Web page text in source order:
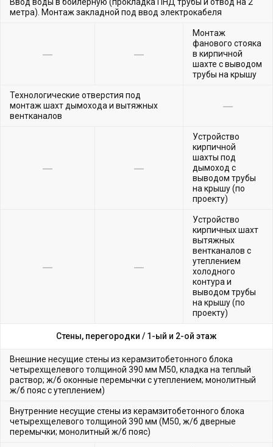
метра). Монтаж закладной под ввод электрокабеля
Монтаж
фанового стояка
в кирпичной
шахте с выводом
трубы на крышу
Технологические отверстия под
монтаж шахт дымохода и вытяжных
вентканалов
Устройство
кирпичной
шахты под
дымоход с
выводом трубы
на крышу (по
проекту)
Устройство
кирпичных шахт
вытяжных
вентканалов с
утеплением
холодного
контура и
выводом трубы
на крышу (по
проекту)
Стены, перегородки / 1-ый и 2-ой этаж
Внешние несущие стены из керамзитобетонного блока
четырехщелевого толщиной 390 мм М50, кладка на теплый
раствор; ж/б оконные перемычки с утеплением; монолитный
ж/б пояс с утеплением)
Внутренние несущие стены из керамзитобетонного блока
четырехщелевого толщиной 390 мм (М50, ж/б дверные
перемычки; монолитный ж/б пояс)